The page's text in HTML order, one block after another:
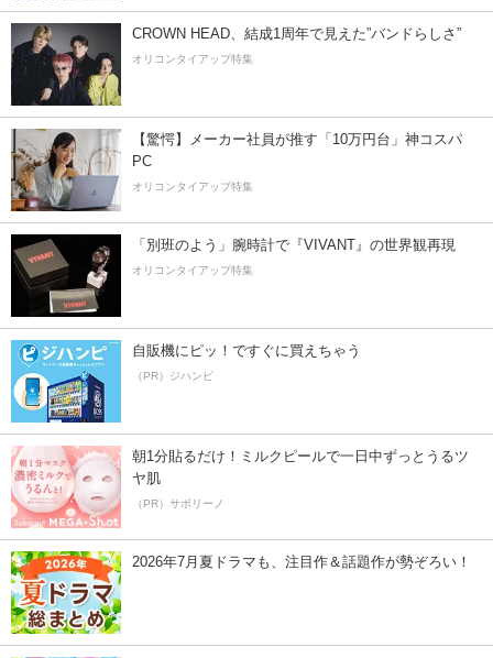
CROWN HEAD、結成1周年で見えた”バンドらしさ”
オリコンタイアップ特集
【驚愕】メーカー社員が推す「10万円台」神コスパ
PC
オリコンタイアップ特集
「別班のよう」腕時計で『VIVANT』の世界観再現
オリコンタイアップ特集
自販機にピッ！ですぐに買えちゃう
（PR）ジハンピ
朝1分貼るだけ！ミルクピールで一日中ずっとうるツ
ヤ肌
（PR）サボリーノ
2026年7月夏ドラマも、注目作＆話題作が勢ぞろい！